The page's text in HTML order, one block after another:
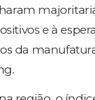
e à
da